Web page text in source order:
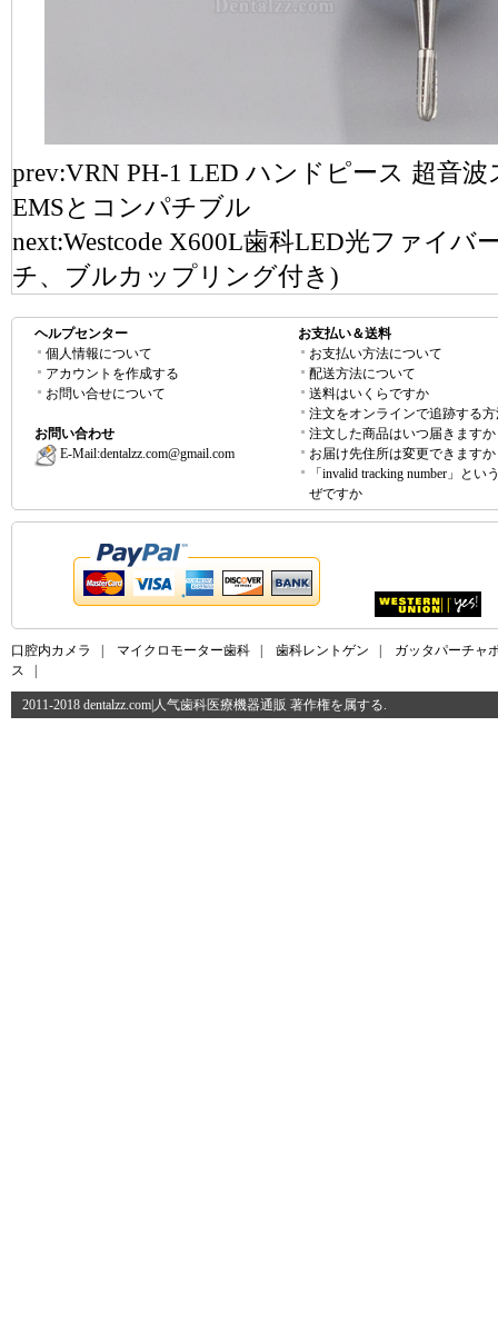
prev:VRN PH-1 LED ハンドピース 超音波
EMSとコンパチブル
next:Westcode X600L歯科LED光ファイ
チ、ブルカップリング付き)
ヘルプセンター
個人情報について
アカウントを作成する
お問い合せについて
お問い合わせ
E-Mail:dentalzz.com@gmail.com
お支払い＆送料
お支払い方法について
配送方法について
送料はいくらですか
注文をオンラインで追跡する
注文した商品はいつ届きますか
お届け先住所は変更できますか
「invalid tracking number」とい
ぜですか
口腔内カメラ マイクロモーター歯科 歯科レントゲン
ガッタパーチャ
ス
2011-2018 dentalzz.com|人气歯科医療機器通販 著作権を属する.